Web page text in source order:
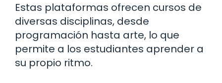
Estas plataformas ofrecen cursos de
diversas disciplinas, desde
programación hasta arte, lo que
permite a los estudiantes aprender a
su propio ritmo.